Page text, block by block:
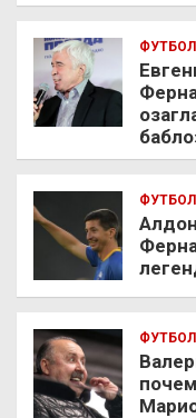
ФУТБОЛ
ФУТБОЛ
ФУТБОЛ